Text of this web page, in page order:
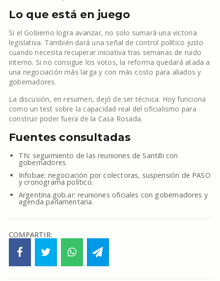
Lo que está en juego
Si el Gobierno logra avanzar, no solo sumará una victoria
legislativa. También dará una señal de control político justo
cuando necesita recuperar iniciativa tras semanas de ruido
interno. Si no consigue los votos, la reforma quedará atada a
una negociación más larga y con más costo para aliados y
gobernadores.
La discusión, en resumen, dejó de ser técnica. Hoy funciona
como un test sobre la capacidad real del oficialismo para
construir poder fuera de la Casa Rosada.
Fuentes consultadas
TN: seguimiento de las reuniones de Santilli con
gobernadores.
Infobae: negociación por colectoras, suspensión de PASO
y cronograma político.
Argentina.gob.ar: reuniones oficiales con gobernadores y
agenda parlamentaria.
COMPARTIR: